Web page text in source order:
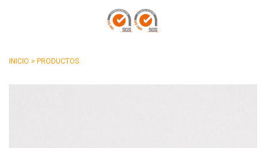
INICIO > PRODUCTOS